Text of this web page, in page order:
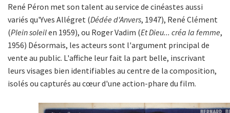
René Péron met son talent au service de cinéastes aussi
variés qu'Yves Allégret (Dédée d'Anvers, 1947), René Clément
(Plein soleilen 1959), ou Roger Vadim (Et Dieu... créa la femme,
1956) Désormais, les acteurs sont l'argument principal de
vente au public. L'affiche leur fait la part belle, inscrivant
leurs visages bien identifiables au centre de la composition,
isolés ou capturés au cœur d'une action-phare du film.